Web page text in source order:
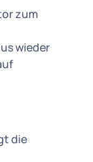
zum
wieder
die